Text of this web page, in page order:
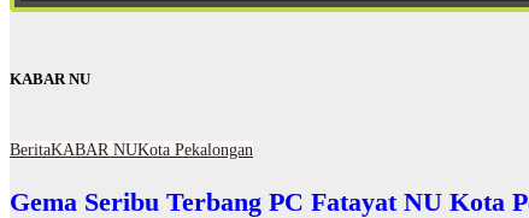
KABAR NU
BeritaKABAR NUKota Pekalongan
Gema Seribu Terbang PC Fatayat NU Kota